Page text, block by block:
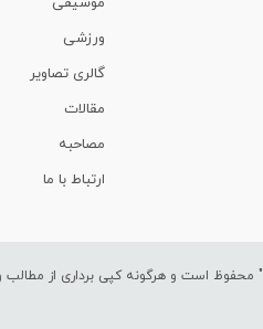
ورزشی
گالری تصاویر
مقالات
مصاحبه
ارتباط با ما
" محفوظ است و هرگونه کپی برداری از مطالب